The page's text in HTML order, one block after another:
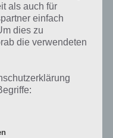
als auch für
einfach
dies zu
die verwendeten